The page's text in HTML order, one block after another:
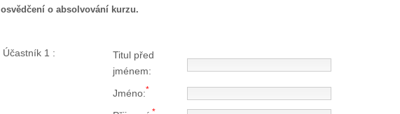
osvědčení o absolvování kurzu.
Účastník 1 :
Titul před
jménem:
Jméno:*
*